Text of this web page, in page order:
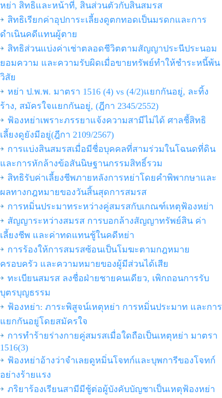
หย่า สิทธิและหน้าที่, สินส่วนตัวกับสินสมรส
สิทธิเรียกค่าอุปการะเลี้ยงดูตกทอดเป็นมรดกและการ
ดำเนินคดีแทนผู้ตาย
สิทธิส่วนแบ่งค่าเช่าตลอดชีวิตตามสัญญาประนีประนอม
ยอมความ และความรับผิดเมื่อขายทรัพย์ทำให้ชำระหนี้พ้น
วิสัย
หย่า ป.พ.พ. มาตรา 1516 (4) vs (4/2)แยกกันอยู่, ละทิ้ง
ร้าง, สมัครใจแยกกันอยู่, (ฎีกา 2345/2552)
ฟ้องหย่าเพราะภรรยาแจ้งความสามีไม่ได้ ศาลชี้สิทธิ
เลี้ยงดูยังมีอยู่(ฎีกา 2109/2567)
การแบ่งสินสมรสเมื่อมีชื่อบุคคลที่สามร่วมในโฉนดที่ดิน
และการหักล้างข้อสันนิษฐานกรรมสิทธิ์รวม
สิทธิรับค่าเลี้ยงชีพภายหลังการหย่าโดยคำพิพากษาและ
ผลทางกฎหมายของวันสิ้นสุดการสมรส
การหมิ่นประมาทระหว่างคู่สมรสกับเกณฑ์เหตุฟ้องหย่า
สัญญาระหว่างสมรส การบอกล้างสัญญาทรัพย์สิน ค่า
เลี้ยงชีพ และค่าทดแทนชู้ในคดีหย่า
การร้องให้การสมรสซ้อนเป็นโมฆะตามกฎหมาย
ครอบครัว และความหมายของผู้มีส่วนได้เสีย
ทะเบียนสมรส ลงชื่อฝ่ายชายคนเดียว, เพิกถอนการรับ
บุตรบุญธรรม
ฟ้องหย่า: ภาระพิสูจน์เหตุหย่า การหมิ่นประมาท และการ
แยกกันอยู่โดยสมัครใจ
การทำร้ายร่างกายคู่สมรสเมื่อใดถือเป็นเหตุหย่า มาตรา
1516(3)
ฟ้องหย่าอ้างว่าจำเลยดูหมิ่นโจทก์และบุพการีของโจทก์
อย่างร้ายแรง
ภริยาร้องเรียนสามีมีชู้ต่อผู้บังคับบัญชาเป็นเหตุฟ้องหย่า